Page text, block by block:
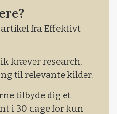
eksempel på en
kunne have godt
bredere kreds af
Landbrugs l&
fra Effektivt
kræver research,
til relevante kilder.
tilbyde dig et
i 30 dage for kun